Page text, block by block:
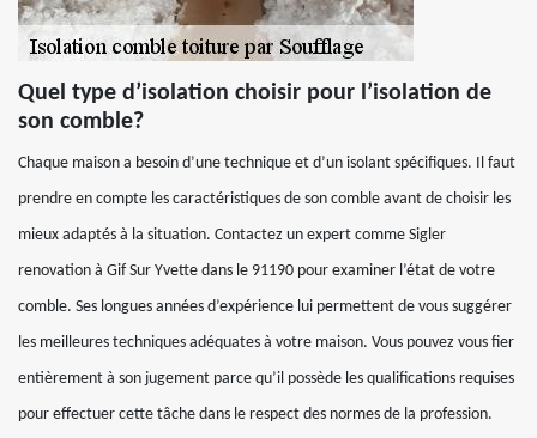
Quel type d’isolation choisir pour l’isolation de
son comble?
Chaque maison a besoin d’une technique et d’un isolant spécifiques. Il faut
prendre en compte les caractéristiques de son comble avant de choisir les
mieux adaptés à la situation. Contactez un expert comme Sigler
renovation à Gif Sur Yvette dans le 91190 pour examiner l’état de votre
comble. Ses longues années d’expérience lui permettent de vous suggérer
les meilleures techniques adéquates à votre maison. Vous pouvez vous fier
entièrement à son jugement parce qu’il possède les qualifications requises
pour effectuer cette tâche dans le respect des normes de la profession.